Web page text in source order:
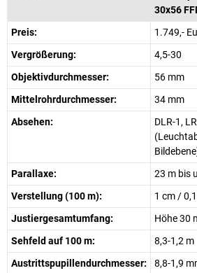
30x56
Preis:
1.749,-
Vergrößerung:
4,5-30
Objektivdurchmesser:
56 mm
Mittelrohrdurchmesser:
34 mm
Absehen:
DLR-1,
Parallaxe:
23 m bis
Verstellung (100 m):
1 cm /
Justiergesamtumfang:
Höhe 30
Sehfeld auf 100 m:
8,3-1,2 m
Austrittspupillendurchmesser:
8,8-1,9